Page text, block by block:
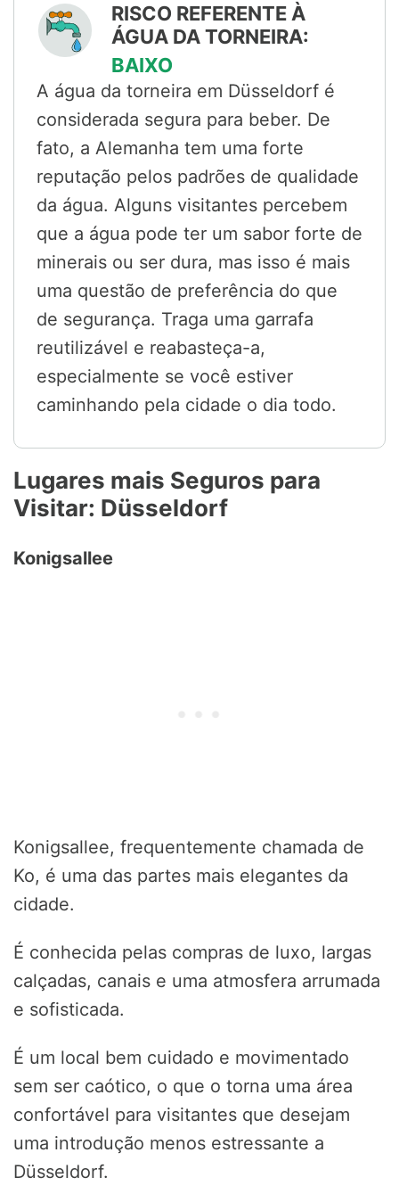
RISCO REFERENTE À
ÁGUA DA TORNEIRA:
BAIXO
A água da torneira em Düsseldorf é
considerada segura para beber. De
fato, a Alemanha tem uma forte
reputação pelos padrões de qualidade
da água. Alguns visitantes percebem
que a água pode ter um sabor forte de
minerais ou ser dura, mas isso é mais
uma questão de preferência do que
de segurança. Traga uma garrafa
reutilizável e reabasteça-a,
especialmente se você estiver
caminhando pela cidade o dia todo.
Lugares mais Seguros para
Visitar: Düsseldorf
Konigsallee
Konigsallee, frequentemente chamada de
Ko, é uma das partes mais elegantes da
cidade.
É conhecida pelas compras de luxo, largas
calçadas, canais e uma atmosfera arrumada
e sofisticada.
É um local bem cuidado e movimentado
sem ser caótico, o que o torna uma área
confortável para visitantes que desejam
uma introdução menos estressante a
Düsseldorf.